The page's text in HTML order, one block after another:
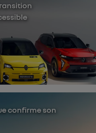
confirme son